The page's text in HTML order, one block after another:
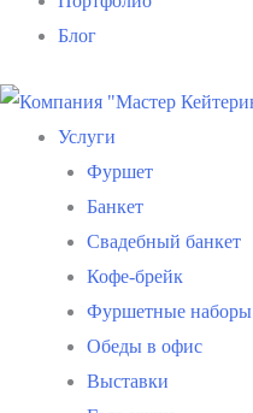
Блог
Услуги
Фуршет
Банкет
Свадебный банкет
Кофе-брейк
Фуршетные наборы
Обеды в офис
Выставки